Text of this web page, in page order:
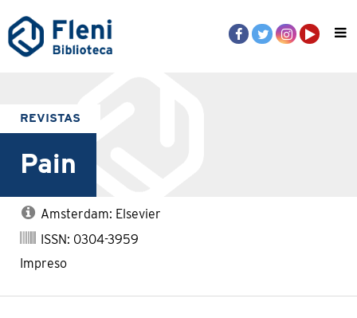
REVISTAS
Pain
Amsterdam: Elsevier
ISSN: 0304-3959
Impreso